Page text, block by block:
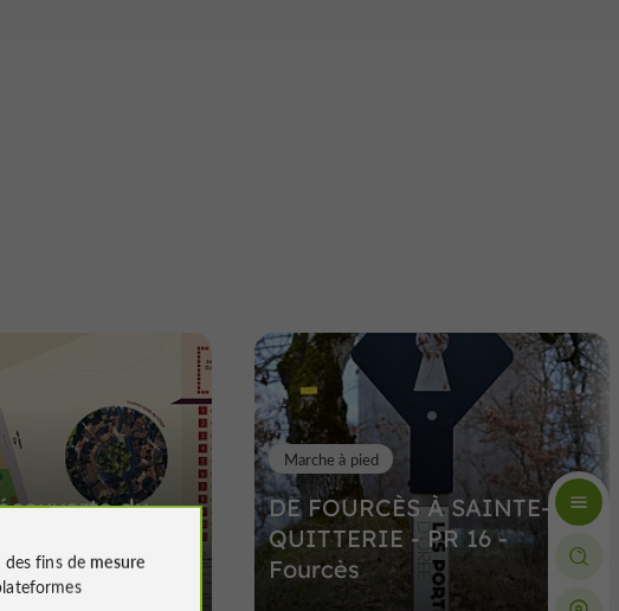
du
DE FOURCÈS À SAINTE-
QUITTERIE - PR 16 -
Fourcès
Marche à pied
fins de mesure